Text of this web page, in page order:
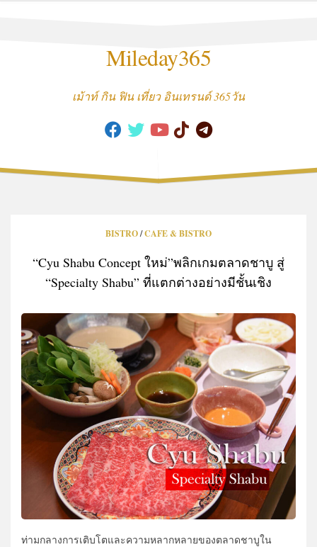
Mileday365
เม้าท์ กิน ฟิน เที่ยว อินเทรนด์ 365วัน
BISTRO/CAFE & BISTRO
“Cyu Shabu Concept ใหม่”พลิกเกมตลาดชาบู สู่
“Specialty Shabu” ที่แตกต่างอย่างมีชั้นเชิง
ท่ามกลางการเติบโตและความหลากหลายของตลาดชาบูใน